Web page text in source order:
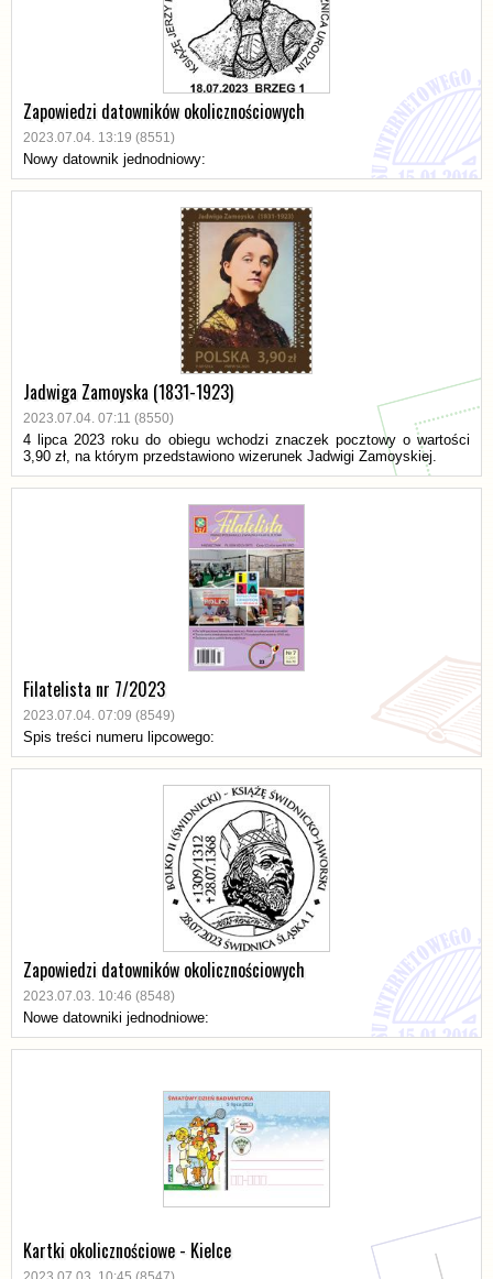
Zapowiedzi datowników okolicznościowych
2023.07.04. 13:19 (8551)
Nowy datownik jednodniowy:
Jadwiga Zamoyska (1831-1923)
2023.07.04. 07:11 (8550)
4 lipca 2023 roku do obiegu wchodzi znaczek pocztowy o wartości
3,90 zł, na którym przedstawiono wizerunek Jadwigi Zamoyskiej.
Filatelista nr 7/2023
2023.07.04. 07:09 (8549)
Spis treści numeru lipcowego:
Zapowiedzi datowników okolicznościowych
2023.07.03. 10:46 (8548)
Nowe datowniki jednodniowe:
Kartki okolicznościowe - Kielce